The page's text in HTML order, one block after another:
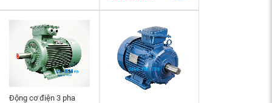
Động cơ điện 3 pha